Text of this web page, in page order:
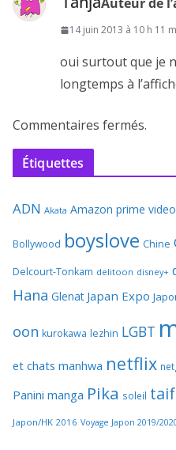
14 juin 2013 à 10 h 11
oui surtout que je
longtemps à
Commentaires fermés.
Étiquettes
ADN Akata Amazon prime video
Bollywood boyslove Chine
Delcourt-Tonkam delitoon disney+
Hana Glenat Japan Expo
oon kurokawa lezhin LGBT
et chats manhwa netflix
Panini manga Pika soleil
Japon/HK 2016 Voyage Japon 2019/